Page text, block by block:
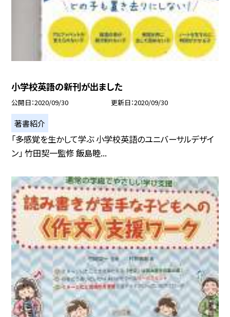
小学校英語の新刊が出ました
公開日 2020/09/30 更新日 2020/09/30
著書紹介
「多感覚を生かして学ぶ 小学校英語のユニバーサルデザイ
ン」 竹田契一監修 飯島睦...